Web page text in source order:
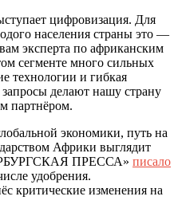
цифровизация. Для
населения страны это —
эксперта по африканским
сегменте много сильных
технологии и гибкая
делают нашу страну
партнёром.
экономики, путь на
Африки выглядит
ПРЕССА» писало
удобрения.
критические изменения на